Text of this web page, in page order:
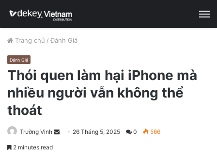
Trang chủ / Đánh Giá
Đánh Giá
Thói quen làm hại iPhone mà
nhiều người vẫn không thể
thoát
Trường Vinh 26 Tháng 5, 2025 0 566
2 minutes read